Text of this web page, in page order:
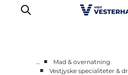
… ■
Mad & overnatning
■
Vestjyske specialiteter &